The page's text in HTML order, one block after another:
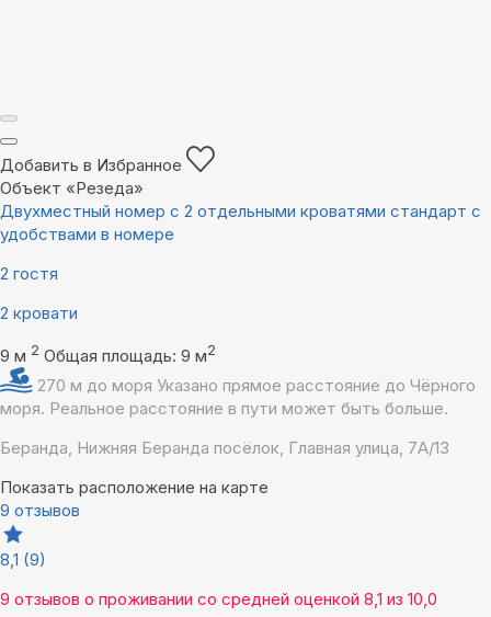
Добавить в Избранное
Объект «Резеда»
Двухместный номер с 2 отдельными кроватями стандарт с
удобствами в номере
2 гостя
2 кровати
9 м 2 Общая площадь: 9 м2
270 м до моря Указано прямое расстояние до Чёрного
моря. Реальное расстояние в пути может быть больше.
Беранда, Нижняя Беранда посёлок, Главная улица, 7А/13
Показать расположение на карте
9 отзывов
8,1 (9)
9 отзывов о проживании со средней оценкой 8,1 из 10,0